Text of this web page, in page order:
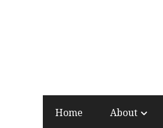
Home About